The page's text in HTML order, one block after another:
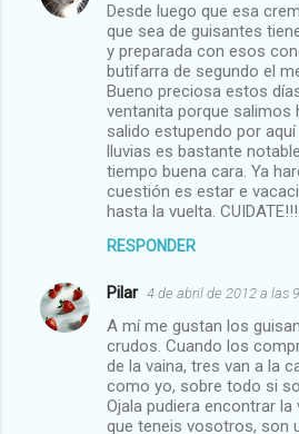
Desde luego que esa
que sea de guisantes
y preparada con esos
butifarra de segundo el
Bueno preciosa estos
ventanita porque salimos
salido estupendo por
lluvias es bastante
tiempo buena cara. Ya
cuestión es estar e
hasta la vuelta.
RESPONDER
Pilar 4 de abril de 2012 a las
A mí me gustan los
crudos. Cuando los
de la vaina, tres van a la
como yo, sobre todo si
Ojala pudiera encontrar
que teneis vosotros, son